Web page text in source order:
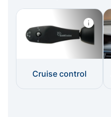
Cruise control